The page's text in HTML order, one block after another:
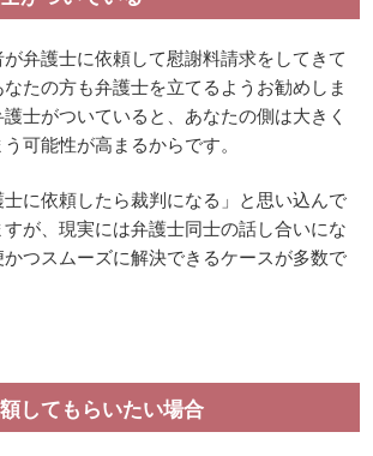
弁護士に依頼して慰謝料請求をしてきて
たの方も弁護士を立てるようお勧めしま
士がついていると、あなたの側は大きく
可能性が高まるからです。
に依頼したら裁判になる」と思い込んで
が、現実には弁護士同士の話し合いにな
つスムーズに解決できるケースが多数で
してもらいたい場合